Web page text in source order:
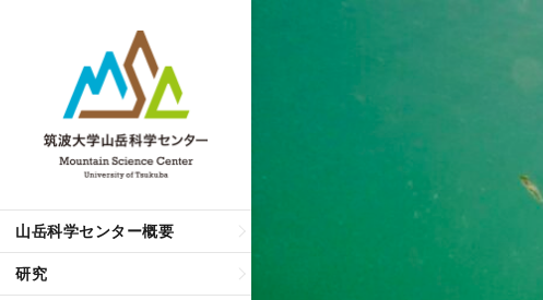
山岳科学センター概要
研究